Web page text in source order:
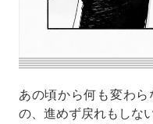
あの頃から何も変わら
の、進めず戻れもしな